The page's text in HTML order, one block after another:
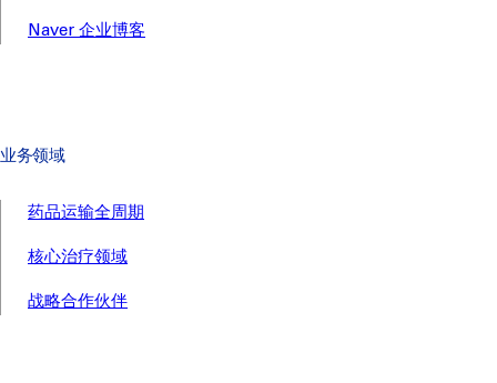
Naver 企业博客
业务领域
药品运输全周期
核心治疗领域
战略合作伙伴